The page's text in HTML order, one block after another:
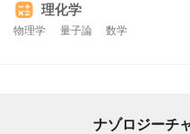
理化学
物理学 量子論 数学
ナゾロジーチ